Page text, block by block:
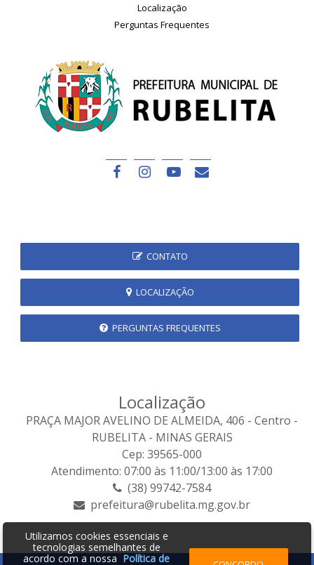
Localização
Perguntas Frequentes
CONTATO
LOCALIZAÇÃO
PERGUNTAS FREQUENTES
Localização
PRAÇA MAJOR AVELINO DE ALMEIDA, 406 - Centro -
RUBELITA - MINAS GERAIS
Cep: 39565-000
Atendimento: 07:00 às 11:00/13:00 às 17:00
(38) 99742-7584
prefeitura@rubelita.mg.gov.br
Utilizamos cookies essenciais e
tecnologias semelhantes de
acordo com a nossa Política de